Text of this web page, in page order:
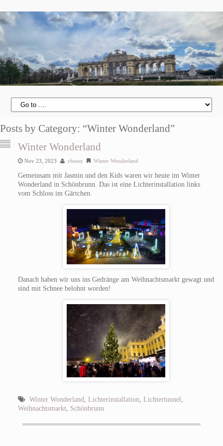
Posts by Category: “Winter Wonderland”
Winter Wonderland
Nov 23, 2023 cheesy Winter Wonderland
Gemeinsam mit Jasmin und den Kids waren wir heute im Winter
Wonderland in Schönbrunn. Das ist eine Lichterinstallation links
vom Schloss im Gärtchen.
Danach haben wir uns ins Gedränge am Weihnachtsmarkt gewagt und
sind mit Schnee belohnt worden!
Winter Wonderland, Lichterinstallation, Lichtertunnel,
Weihnachtsmarkt, Schönbrunn